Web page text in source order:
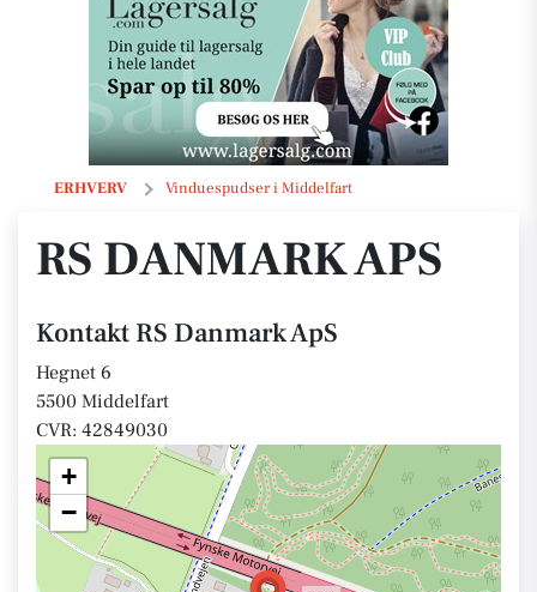
ERHVERV Vinduespudser i Middelfart
RS Danmark ApS
RS DANMARK APS
Kontakt RS Danmark ApS
Hegnet 6
5500 Middelfart
CVR: 42849030
+
−